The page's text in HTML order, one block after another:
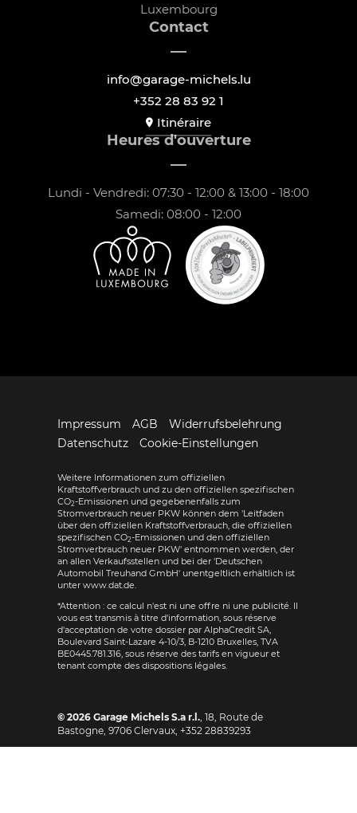
Luxembourg
Contact
info@garage-michels.lu
+352 28 83 92 1
Itinéraire
Heures d'ouverture
Lundi - Vendredi: 07:30 - 12:00 & 13:00 - 18:00
Samedi: 08:00 - 12:00
Impressum AGB
Widerrufsbelehrung
Datenschutz
Cookie-Einstellungen
Weitere Informationen zum offiziellen
Kraftstoffverbrauch und zu den offiziellen spezifischen
CO2-Emissionen und gegebenenfalls zum
Stromverbrauch neuer PKW können dem 'Leitfaden
über den offiziellen Kraftstoffverbrauch, die offiziellen
spezifischen CO2-Emissionen und den offiziellen
Stromverbrauch neuer PKW' entnommen werden, der
an allen Verkaufsstellen und bei der 'Deutschen
Automobil Treuhand GmbH' unentgeltlich erhältlich ist
unter www.dat.de.
*Attention : ce calcul n'est ni une offre ni une publicité. Il
vous est transmis à titre d'information, sous réserve
d'acceptation de votre dossier par AlphaCredit SA,
Boulevard Saint-Lazare 4-10/3, B-1210 Bruxelles, TVA
BE0445.781.316, sous réserve des tarifs en vigueur et
tenant compte des dispositions légales.
© 2026 Garage Michels S.a r.l., 18, Route de
Bastogne, 9706 Clervaux, +352 28839293